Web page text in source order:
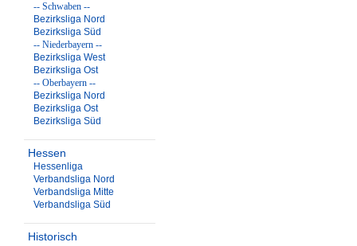
-- Schwaben --
Bezirksliga Nord
Bezirksliga Süd
-- Niederbayern --
Bezirksliga West
Bezirksliga Ost
-- Oberbayern --
Bezirksliga Nord
Bezirksliga Ost
Bezirksliga Süd
Hessen
Hessenliga
Verbandsliga Nord
Verbandsliga Mitte
Verbandsliga Süd
Historisch